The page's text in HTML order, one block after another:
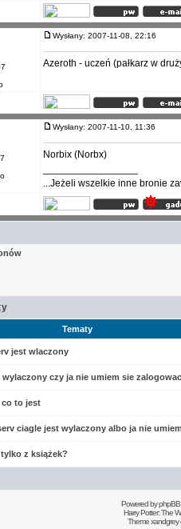
Wysłany: 2007-11-08, 22:16
Azeroth - uczeń (pałkarz w
Wysłany: 2007-11-10, 11:36
Norbix (Norbx)
...Jeżeli wszelkie inne bronie
Tematy
jest wlaczony
wylaczony czy ja nie umiem sie
co to jest
ciagle jest wylaczony albo ja nie
z książek?
Powered byphpBB
Harry Potter: The
Theme xandgrey